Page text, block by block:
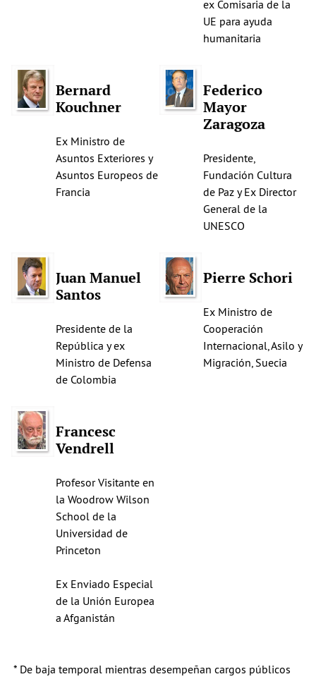
ex Comisaria de la
UE para ayuda
humanitaria
Bernard
Kouchner
Ex Ministro de
Asuntos Exteriores y
Asuntos Europeos de
Francia
Federico
Mayor
Zaragoza
Presidente,
Fundación Cultura
de Paz y Ex Director
General de la
UNESCO
Juan Manuel
Santos
Presidente de la
República y ex
Ministro de Defensa
de Colombia
Pierre Schori
Ex Ministro de
Cooperación
Internacional, Asilo y
Migración, Suecia
Francesc
Vendrell
Profesor Visitante en
la Woodrow Wilson
School de la
Universidad de
Princeton
Ex Enviado Especial
de la Unión Europea
a Afganistán
* De baja temporal mientras desempeñan cargos públicos